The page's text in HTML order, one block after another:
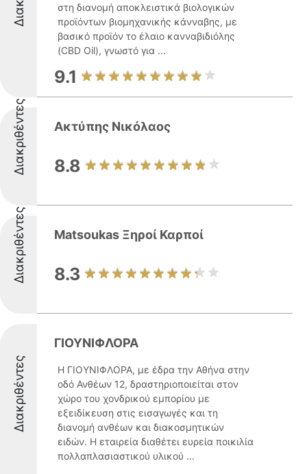
στη διανομή αποκλειστικά βιολογικών
προϊόντων βιομηχανικής κάνναβης, με
βασικό προϊόν το έλαιο κανναβιδιόλης
(CBD Oil), γνωστό για ...
9.1
Διακριθέντες Ακτύπης Νικόλαος
8.8
Διακριθέντες Matsoukas Ξηροί Καρποί
8.3
Διακριθέντες
ΓΙΟΥΝΙΦΛΟΡΑ
Η ΓΙΟΥΝΙΦΛΟΡΑ, με έδρα την Αθήνα στην
οδό Ανθέων 12, δραστηριοποιείται στον
χώρο του χονδρικού εμπορίου με
εξειδίκευση στις εισαγωγές και τη
διανομή ανθέων και διακοσμητικών
ειδών. Η εταιρεία διαθέτει ευρεία ποικιλία
πολλαπλασιαστικού υλικού ...